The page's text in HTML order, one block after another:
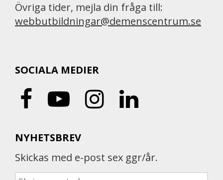
Övriga tider, mejla din fråga till:
webbutbildningar@demenscentrum.se
SOCIALA MEDIER
NYHETSBREV
Skickas med e-post sex ggr/år.